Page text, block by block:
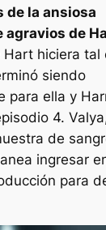
de la ansiosa
de
hiciera tal
siendo
para ella y
4.
de
ingresar
para